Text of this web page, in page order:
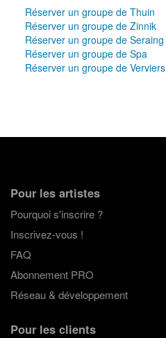
Réserver un groupe de Thuin
Réserver un groupe de Zinnik
Réserver un groupe de Seraing
Réserver un groupe de Spa
Réserver un groupe de Verviers
Pour les artistes
Pourquoi s'inscrire ?
Inscrivez-vous !
FAQ
Abonnement PRO
Réseau & développement
Pour les clients